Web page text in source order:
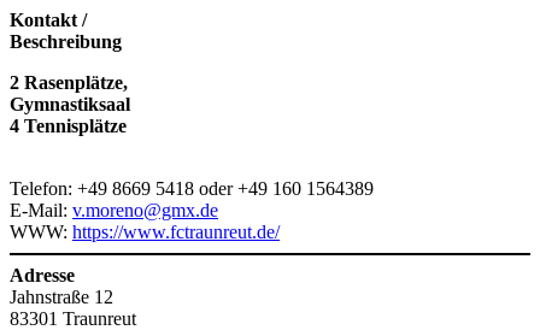
Kontakt /
Beschreibung
2 Rasenplätze,
Gymnastiksaal
4 Tennisplätze
Telefon: +49 8669 5418 oder +49 160 1564389
E-Mail: v.moreno@gmx.de
WWW: https://www.fctraunreut.de/
Adresse
Jahnstraße 12
83301 Traunreut